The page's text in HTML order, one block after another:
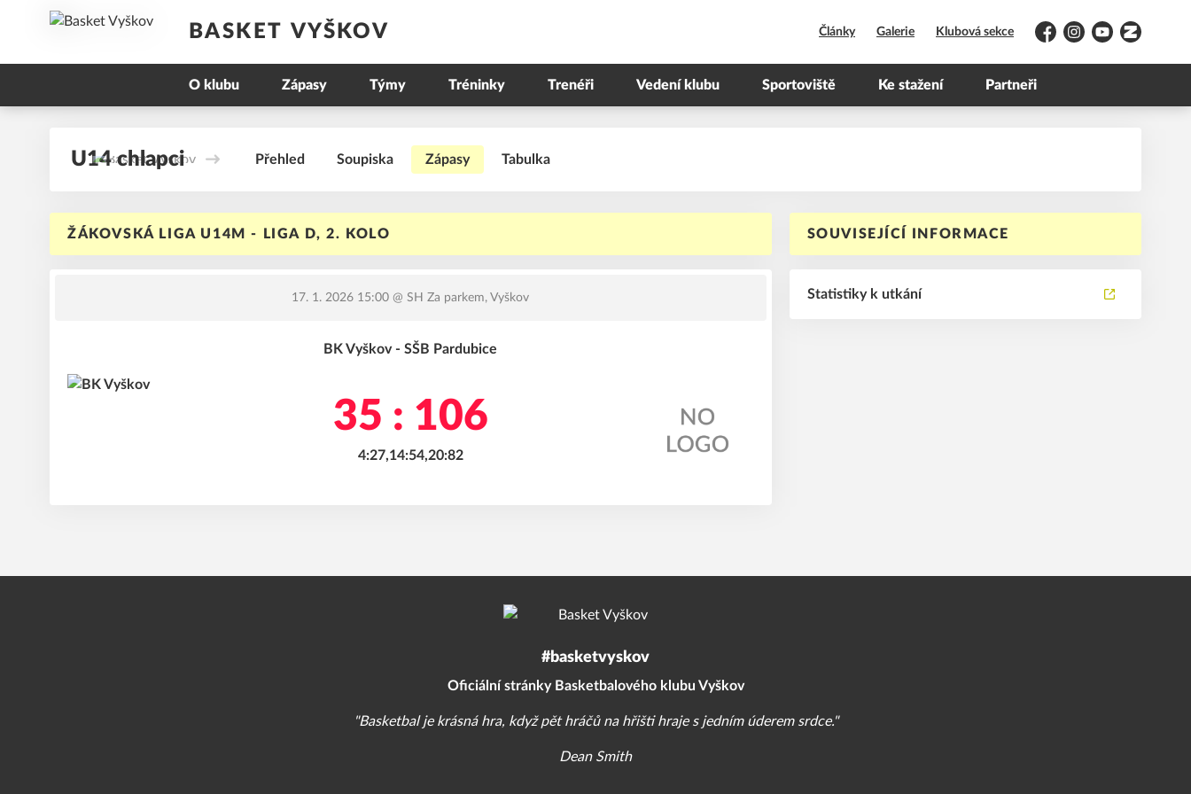
BASKET VYŠKOV Články Galerie Klubová sekce
FacebookInstagramYouTubeZonerama
O klubu Zápasy Týmy Tréninky Trenéři Vedení klubu Sportoviště Ke stažení Partneři
U14 chlapci Přehled Soupiska Zápasy Tabulka
ŽÁKOVSKÁ LIGA U14M - LIGA D, 2. KOLO
17. 1. 2026 15:00 @ SH Za parkem, Vyškov
BK Vyškov - SŠB Pardubice
35 : 106
4:27,14:54,20:82
SOUVISEJÍCÍ INFORMACE
Statistiky k utkání
#basketvyskov
Oficiální stránky Basketbalového klubu Vyškov
"Basketbal je krásná hra, když pět hráčů na hřišti hraje s jedním úderem srdce."
Dean Smith